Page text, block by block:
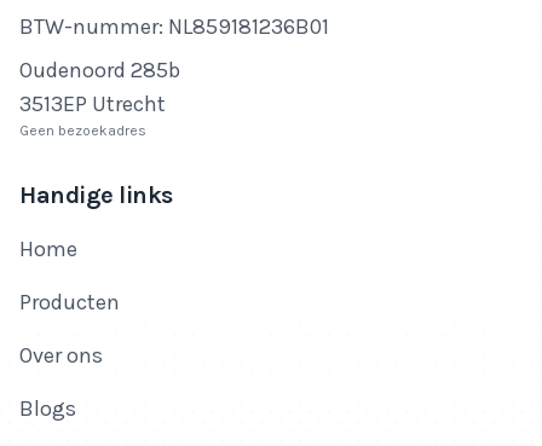
Btw-nummer
BTW-nummer: NL859181236B01
Adres
Oudenoord 285b
3513EP Utrecht
Geen bezoekadres
Handige links
Home
Producten
Over ons
Blogs